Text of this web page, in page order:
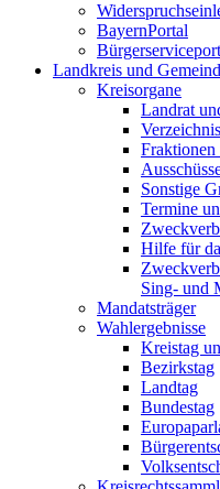
BayernPortal
Landkreis und
Kreisorgane
Landrat
Fraktionen
Sonstige
Termine
Hilfe für
Sing- und
Mandatsträger
Wahlergebnisse
Kreistag
Bezirkstag
Landtag
Bundestag